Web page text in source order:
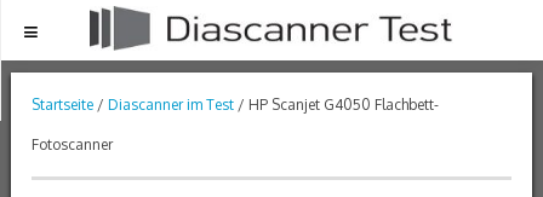
Menu
Startseite /Diascanner im Test / HP Scanjet G4050 Flachbett-
Fotoscanner